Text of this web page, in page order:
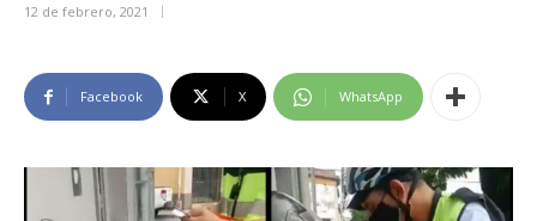
12 de febrero, 2021
Facebook X WhatsApp